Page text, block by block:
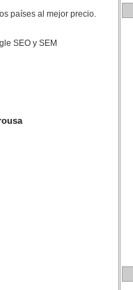
países al mejor precio.
SEO y SEM